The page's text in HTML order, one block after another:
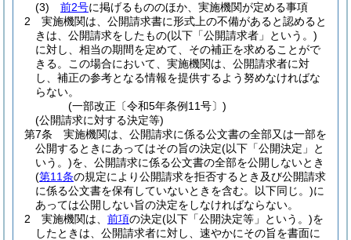
(3)
前2号に掲げるもののほか、実施機関が定める事項
2
実施機関は、公開請求書に形式上の不備があると認めると
きは、公開請求をしたもの(以下「公開請求者」という。)
に対し、相当の期間を定めて、その補正を求めることがで
きる。
この場合において、実施機関は、公開請求者に対
し、補正の参考となる情報を提供するよう努めなければな
らない。
(一部改正〔令和5年条例11号〕)
(公開請求に対する決定等)
第7条
実施機関は、公開請求に係る公文書の全部又は一部を
公開するときにあってはその旨の決定(以下「公開決定」と
いう。)を、公開請求に係る公文書の全部を公開しないとき
(第11条の規定により公開請求を拒否するとき及び公開請求
に係る公文書を保有していないときを含む。以下同じ。)に
あっては公開しない旨の決定をしなければならない。
2
実施機関は、 前項の決定(以下「公開決定等」という。)を
したときは、公開請求者に対し、速やかにその旨を書面に